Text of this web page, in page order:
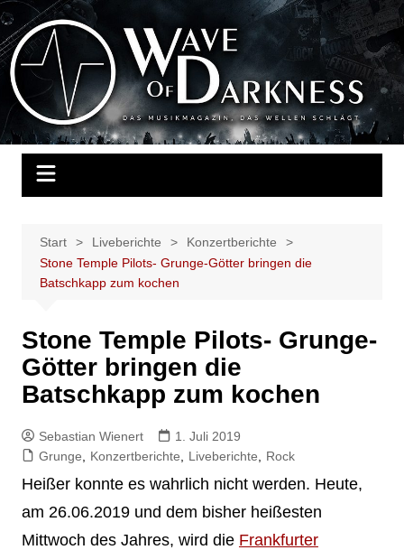
Zum
Inhalt
springen
Wave of Darkness
Das Musikmagazin, das Wellen schlägt. Konzerte, Festivals, Events,
Fotos, Termine, Interviews, Berichte, Musik
Start Liveberichte
Konzertberichte
Stone Temple Pilots- Grunge-Götter bringen die
Batschkapp zum kochen
Stone Temple Pilots- Grunge-
Götter bringen die
Batschkapp zum kochen
Sebastian Wienert
1. Juli 2019
Grunge
Konzertberichte Liveberichte Rock
Heißer konnte es wahrlich nicht werden. Heute,
am 26.06.2019 und dem bisher heißesten
Mittwoch des Jahres, wird die Frankfurter